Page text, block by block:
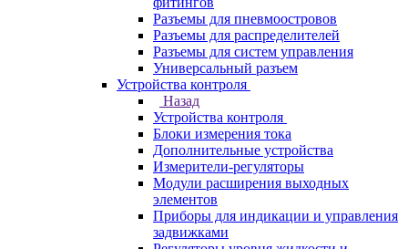
Разъемы для пневмоостровов
Разъемы для распределителей
Разъемы для систем управления
Универсальный разъем
Устройства контроля
Назад
Устройства контроля
Блоки измерения тока
Дополнительные устройства
Измерители-регуляторы
Модули расширения выходных
элементов
Приборы для индикации и управления
задвижками